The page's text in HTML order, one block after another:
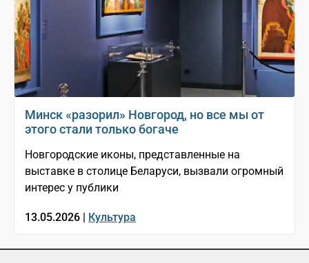
Минск «разорил» Новгород, но все мы от
этого стали только богаче
Новгородские иконы, представленные на
выставке в столице Беларуси, вызвали огромный
интерес у публики
13.05.2026 | Культура